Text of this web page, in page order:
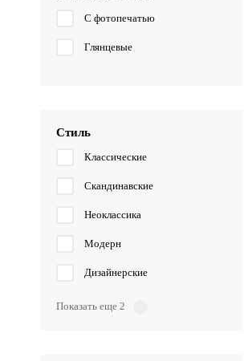
С фотопечатью
Глянцевые
Стиль
Классические
Скандинавские
Неоклассика
Модерн
Дизайнерские
Показать еще 2